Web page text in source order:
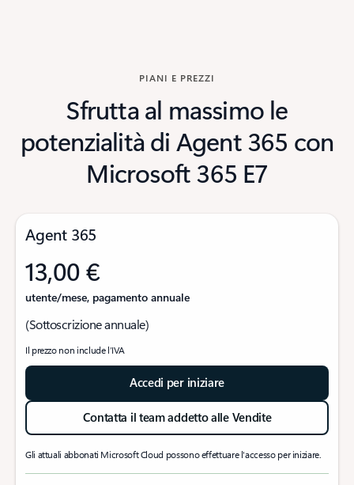
PIANI E PREZZI
Sfrutta al massimo le
potenzialità di Agent 365 con
Microsoft 365 E7
Agent 365
13,00 €
utente/mese, pagamento annuale
(Sottoscrizione annuale)
Il prezzo non include l’IVA
Accedi per iniziare
Contatta il team addetto alle Vendite
Gli attuali abbonati Microsoft Cloud possono effettuare l'accesso per iniziare.